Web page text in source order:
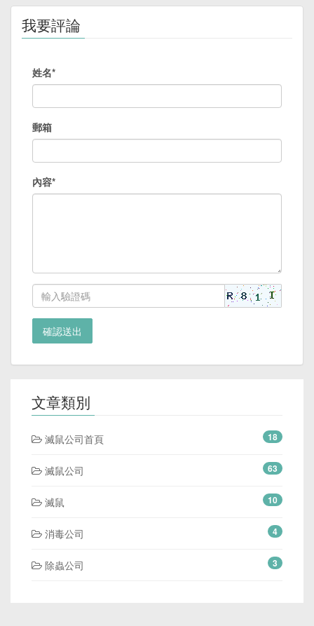
我要評論
姓名*
郵箱
內容*
確認送出
文章類別
滅鼠公司首頁 18
滅鼠公司 63
滅鼠 10
消毒公司 4
除蟲公司 3